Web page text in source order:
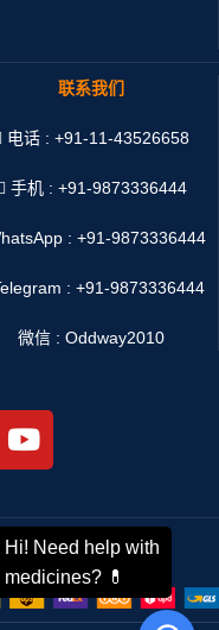
联系我们
电话 : +91-11-43526658
手机 : +91-9873336444
:+91-9873336444
: +91-9873336444
微信 : Oddway2010
运输系统：